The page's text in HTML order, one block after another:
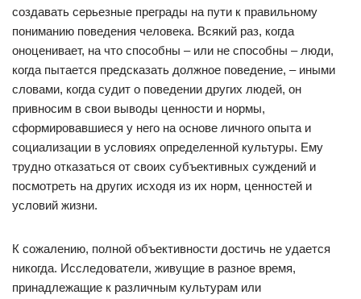
создавать серьезные преграды на пути к правильному
пониманию поведения человека. Всякий раз, когда
оноценивает, на что способны – или не способны – люди,
когда пытается предсказать должное поведение, – иными
словами, когда судит о поведении других людей, он
привносим в свои выводы ценности и нормы,
сформировавшиеся у него на основе личного опыта и
социализации в условиях определенной культуры. Ему
трудно отказаться от своих субъективных суждений и
посмотреть на других исходя из их норм, ценностей и
условий жизни.
К сожалению, полной объективности достичь не удается
никогда. Исследователи, живущие в разное время,
принадлежащие к различным культурам или